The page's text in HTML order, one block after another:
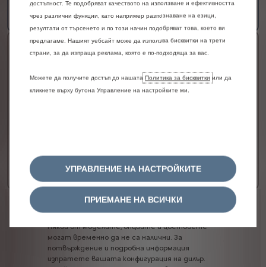
Повече детайли
1.5 Diesel (74kW /100 hp)
Скоростна кутия6-степенна механична
26 005,92 € с ДДС/50863,16лв. с ДДС
Повече детайли
Правна информация
Някои от моделите, опциите и цветовете
могат временно да не са налични. За
потвърждение и подробна информация
изпратете вашата конфигурация на дилър.
достъпност. Те подобряват качеството на използване и ефективността
чрез различни функции, като например разпознаване на езици,
резултати от търсенето и по този начин подобряват това, което ви
предлагаме. Нашият уебсайт може да използва бисквитки на трети
страни, за да изпраща реклама, която е по-подходяща за вас.
Можете да получите достъп до нашата Политика за бисквитки или да
кликнете върху бутона Управление на настройките ми.
УПРАВЛЕНИЕ НА НАСТРОЙКИТЕ
ПРИЕМАНЕ НА ВСИЧКИ